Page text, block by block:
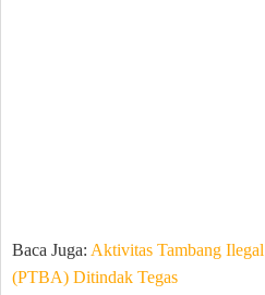
Baca Juga: Aktivitas Tambang
(PTBA) Ditindak Tegas